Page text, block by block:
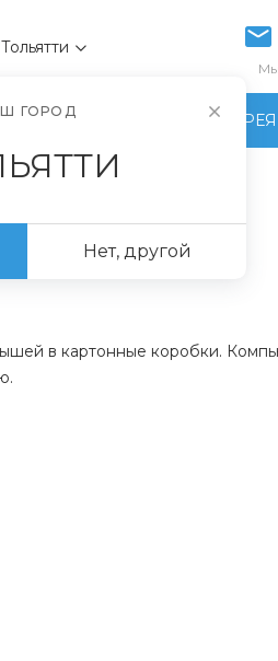
Тольятти
ФОТОГАЛЕРЕЯ
в картонные коробки.
ГОРОД
Нет, другой